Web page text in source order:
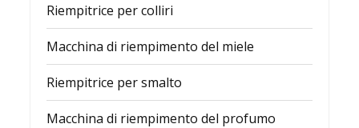
Riempitrice per colliri
Macchina di riempimento del miele
Riempitrice per smalto
Macchina di riempimento del profumo